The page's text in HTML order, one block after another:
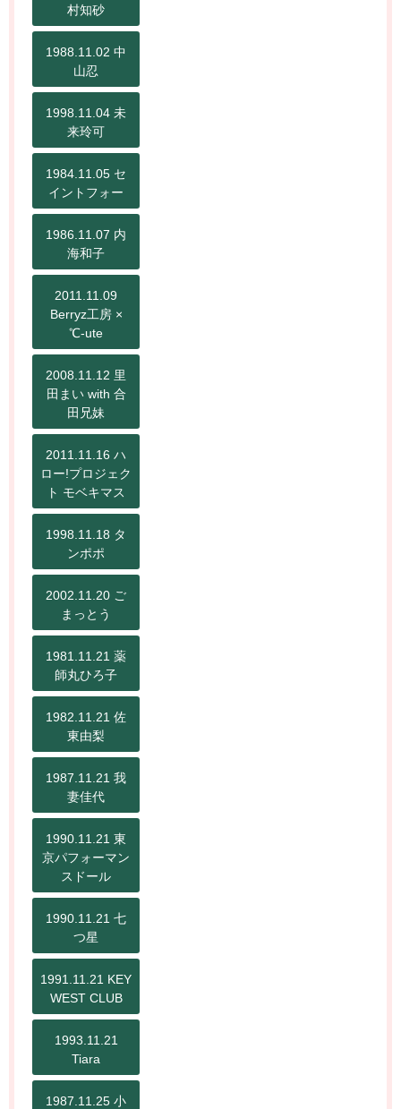
村知砂
1988.11.02 中
山忍
1998.11.04 未
来玲可
1984.11.05 セ
イントフォー
1986.11.07 内
海和子
2011.11.09
Berryz工房 ×
℃-ute
2008.11.12 里
田まい with 合
田兄妹
2011.11.16 ハ
ロー!プロジェク
ト モベキマス
1998.11.18 タ
ンポポ
2002.11.20 ご
まっとう
1981.11.21 薬
師丸ひろ子
1982.11.21 佐
東由梨
1987.11.21 我
妻佳代
1990.11.21 東
京パフォーマン
スドール
1990.11.21 七
つ星
1991.11.21 KEY
WEST CLUB
1993.11.21
Tiara
1987.11.25 小